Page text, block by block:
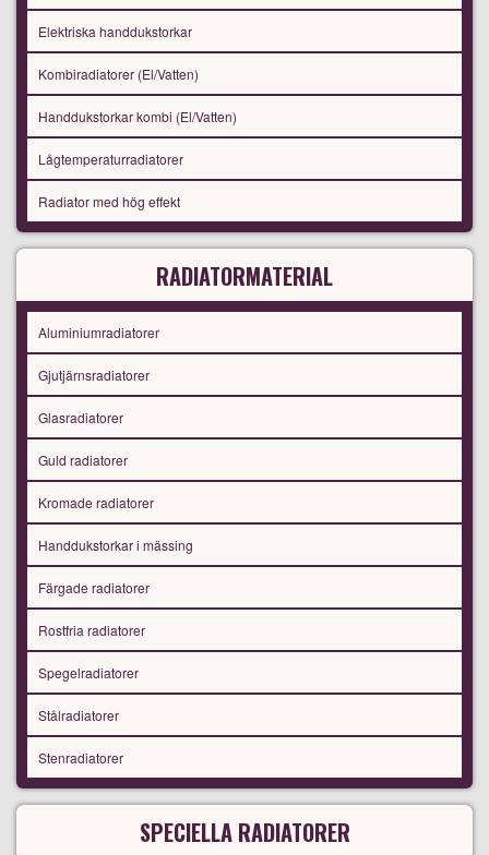
Elektriska handdukstorkar
Kombiradiatorer (El/Vatten)
Handdukstorkar kombi (El/Vatten)
Lågtemperaturradiatorer
Radiator med hög effekt
RADIATORMATERIAL
Aluminiumradiatorer
Gjutjärnsradiatorer
Glasradiatorer
Guld radiatorer
Kromade radiatorer
Handdukstorkar i mässing
Färgade radiatorer
Rostfria radiatorer
Spegelradiatorer
Stålradiatorer
Stenradiatorer
SPECIELLA RADIATORER